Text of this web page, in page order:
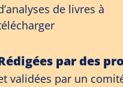
de livres à
par des
validées par un